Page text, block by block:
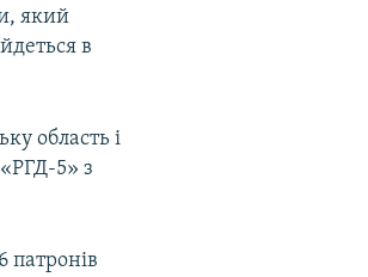
який
в
область і
5» з
патронів